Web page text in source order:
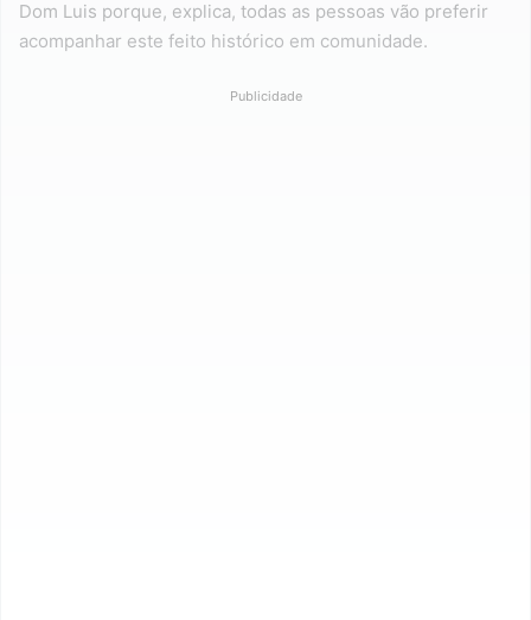
Dom Luis porque, explica, todas as pessoas vão preferir
acompanhar este feito histórico em comunidade.
Publicidade